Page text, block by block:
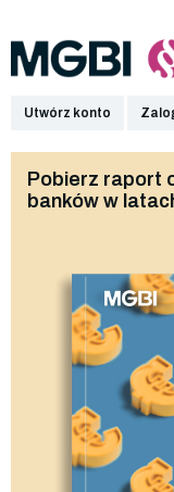
Utwórz konto
Pobierz raport
banków w